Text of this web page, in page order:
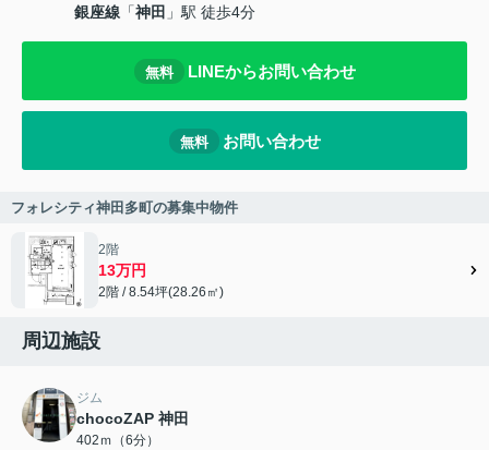
銀座線 「神田 」駅 徒歩4分
無料 LINEからお問い合わせ
無料 お問い合わせ
フォレシティ神田多町の募集中物件
2階
13万円
2階 / 8.54坪(28.26㎡)
周辺施設
ジム
chocoZAP 神田
402ｍ（6分）